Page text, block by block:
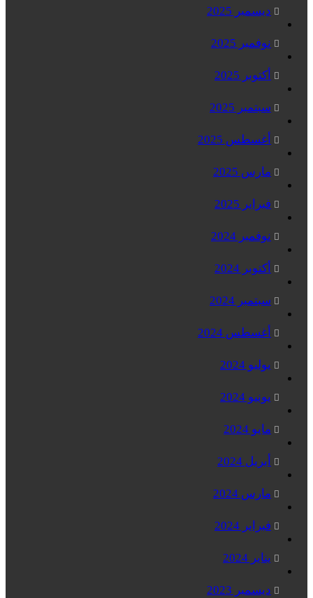
ديسمبر 2025
نوفمبر 2025
أكتوبر 2025
سبتمبر 2025
أغسطس 2025
مارس 2025
فبراير 2025
نوفمبر 2024
أكتوبر 2024
سبتمبر 2024
أغسطس 2024
يوليو 2024
يونيو 2024
مايو 2024
أبريل 2024
مارس 2024
فبراير 2024
يناير 2024
ديسمبر 2023